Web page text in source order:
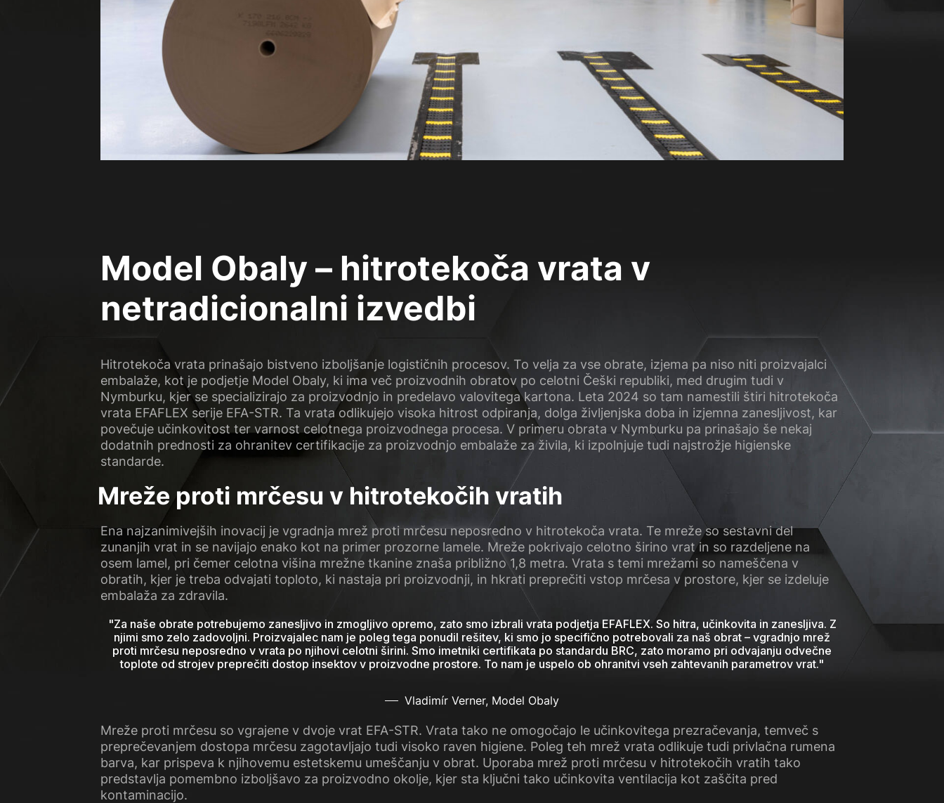
Model Obaly – hitrotekoča vrata v
netradicionalni izvedbi
Hitrotekoča vrata prinašajo bistveno izboljšanje logističnih procesov. To velja za vse obrate, izjema pa niso niti proizvajalci
embalaže, kot je podjetje Model Obaly, ki ima več proizvodnih obratov po celotni Češki republiki, med drugim tudi v
Nymburku, kjer se specializirajo za proizvodnjo in predelavo valovitega kartona. Leta 2024 so tam namestili štiri hitrotekoča
vrata EFAFLEX serije EFA-STR. Ta vrata odlikujejo visoka hitrost odpiranja, dolga življenjska doba in izjemna zanesljivost, kar
povečuje učinkovitost ter varnost celotnega proizvodnega procesa. V primeru obrata v Nymburku pa prinašajo še nekaj
dodatnih prednosti za ohranitev certifikacije za proizvodnjo embalaže za živila, ki izpolnjuje tudi najstrožje higienske
standarde.
Mreže proti mrčesu v hitrotekočih vratih
Ena najzanimivejših inovacij je vgradnja mrež proti mrčesu neposredno v hitrotekoča vrata. Te mreže so sestavni del
zunanjih vrat in se navijajo enako kot na primer prozorne lamele. Mreže pokrivajo celotno širino vrat in so razdeljene na
osem lamel, pri čemer celotna višina mrežne tkanine znaša približno 1,8 metra. Vrata s temi mrežami so nameščena v
obratih, kjer je treba odvajati toploto, ki nastaja pri proizvodnji, in hkrati preprečiti vstop mrčesa v prostore, kjer se izdeluje
embalaža za zdravila.
"Za naše obrate potrebujemo zanesljivo in zmogljivo opremo, zato smo izbrali vrata podjetja EFAFLEX. So hitra, učinkovita in zanesljiva. Z
njimi smo zelo zadovoljni. Proizvajalec nam je poleg tega ponudil rešitev, ki smo jo specifično potrebovali za naš obrat – vgradnjo mrež
proti mrčesu neposredno v vrata po njihovi celotni širini. Smo imetniki certifikata po standardu BRC, zato moramo pri odvajanju odvečne
toplote od strojev preprečiti dostop insektov v proizvodne prostore. To nam je uspelo ob ohranitvi vseh zahtevanih parametrov vrat."
Vladimír Verner, Model Obaly
Mreže proti mrčesu so vgrajene v dvoje vrat EFA-STR. Vrata tako ne omogočajo le učinkovitega prezračevanja, temveč s
preprečevanjem dostopa mrčesu zagotavljajo tudi visoko raven higiene. Poleg teh mrež vrata odlikuje tudi privlačna rumena
barva, kar prispeva k njihovemu estetskemu umeščanju v obrat. Uporaba mrež proti mrčesu v hitrotekočih vratih tako
predstavlja pomembno izboljšavo za proizvodno okolje, kjer sta ključni tako učinkovita ventilacija kot zaščita pred
kontaminacijo.